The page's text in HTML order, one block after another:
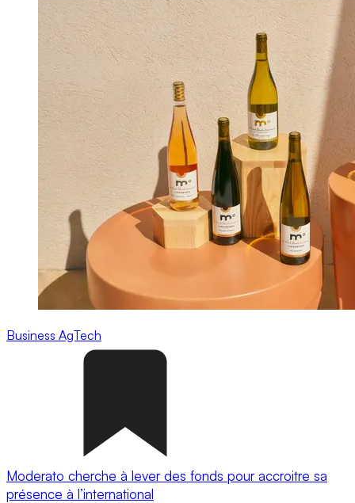
Business AgTech
Moderato cherche à lever des fonds pour accroitre sa
présence à l’international